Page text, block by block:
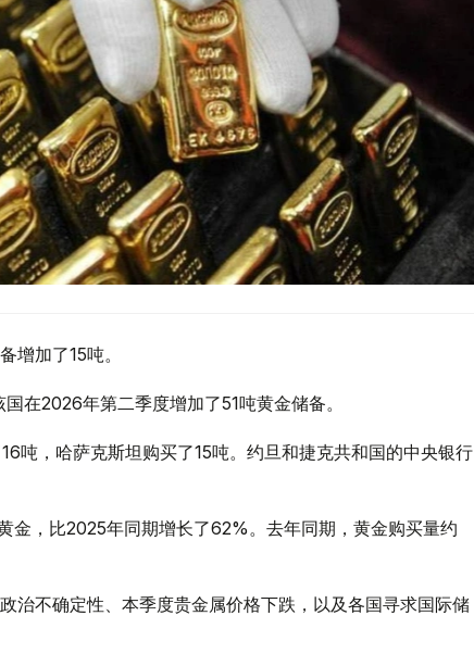
增加了15吨。
在2026年第二季度增加了51吨黄金储备。
吨，哈萨克斯坦购买了15吨。约旦和捷克共和国的中央银行
金，比2025年同期增长了62%。去年同期，黄金购买量约
治不确定性、本季度贵金属价格下跌，以及各国寻求国际储